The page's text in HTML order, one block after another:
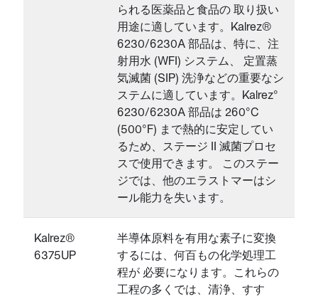
られる医薬品と食品の 取り扱い
用途に適しています。Kalrez®
6230/6230A 部品は、特に、注
射用水 (WFI) システム、 定置蒸
気滅菌 (SIP) 洗浄などの重要なシ
ステムに適しています。Kalrez°
6230/6230A 部品は 260°C
(500°F) まで熱的に安定してい
るため、ステージ II 滅菌プロセ
スで使用できます。 このステー
ジでは、他のエラストマーはシ
ール能力を失います。
Kalrez®
6375UP
半導体原料を有用な素子に変換
するには、何百もの化学処理工
程が 必要になります。これらの
工程の多くでは、清浄、すす